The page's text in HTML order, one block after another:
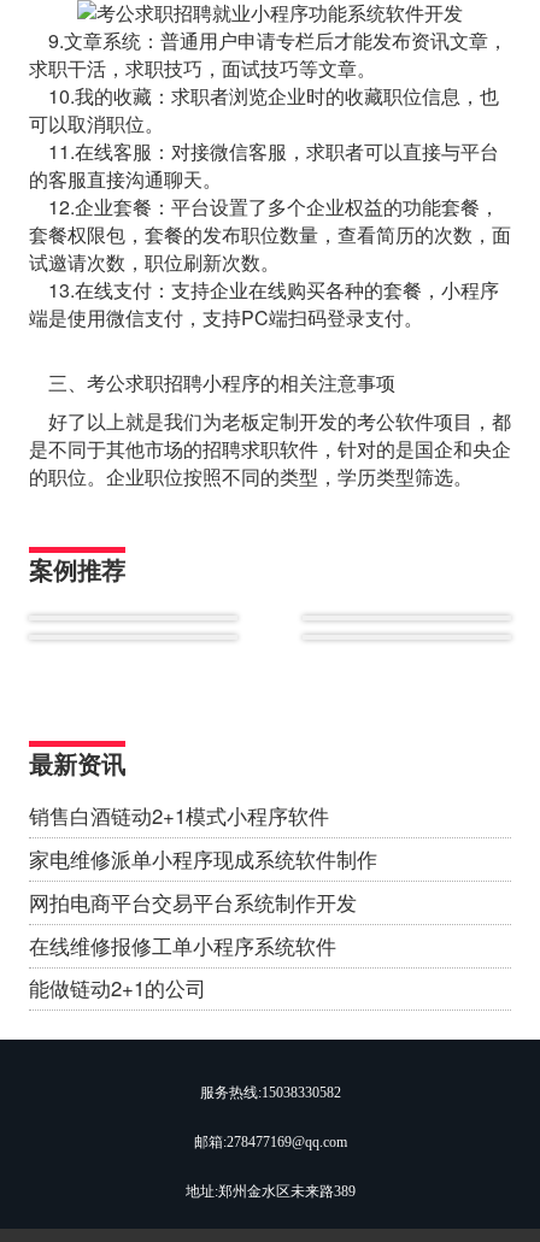
9.文章系统：普通用户申请专栏后才能发布资讯文章，
求职干活，求职技巧，面试技巧等文章。
10.我的收藏：求职者浏览企业时的收藏职位信息，也
可以取消职位。
11.在线客服：对接微信客服，求职者可以直接与平台
的客服直接沟通聊天。
12.企业套餐：平台设置了多个企业权益的功能套餐，
套餐权限包，套餐的发布职位数量，查看简历的次数，面
试邀请次数，职位刷新次数。
13.在线支付：支持企业在线购买各种的套餐，小程序
端是使用微信支付，支持PC端扫码登录支付。
三、考公求职招聘小程序的相关注意事项
好了以上就是我们为老板定制开发的考公软件项目，都
是不同于其他市场的招聘求职软件，针对的是国企和央企
的职位。企业职位按照不同的类型，学历类型筛选。
案例推荐
最新资讯
销售白酒链动2+1模式小程序软件
家电维修派单小程序现成系统软件制作
网拍电商平台交易平台系统制作开发
在线维修报修工单小程序系统软件
能做链动2+1的公司
服务热线:15038330582
邮箱:278477169@qq.com
地址:郑州金水区未来路389